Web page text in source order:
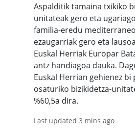
Aspalditik tamaina txikiko
unitateak gero eta
familia-eredu
ezaugarriak gero eta
Euskal Herriak Europar
antz handiagoa dauka.
Euskal Herrian gehienez bi
osaturiko bizikidetza-
%60,5a dira.
Last updated 3 mins ago